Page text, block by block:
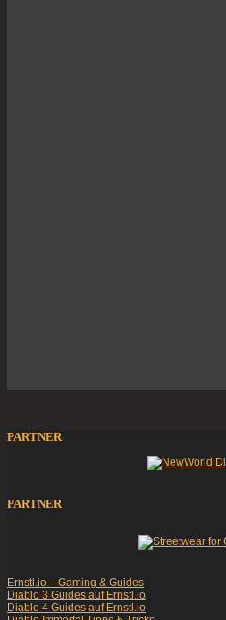
PARTNER
PARTNER
Ernstl.io – Gaming & Guides
Diablo 3 Guides auf Ernstl.io
Diablo 4 Guides auf Ernstl.io